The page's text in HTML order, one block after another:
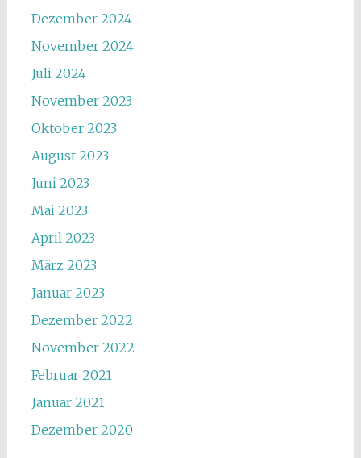
Dezember 2024
November 2024
Juli 2024
November 2023
Oktober 2023
August 2023
Juni 2023
Mai 2023
April 2023
März 2023
Januar 2023
Dezember 2022
November 2022
Februar 2021
Januar 2021
Dezember 2020